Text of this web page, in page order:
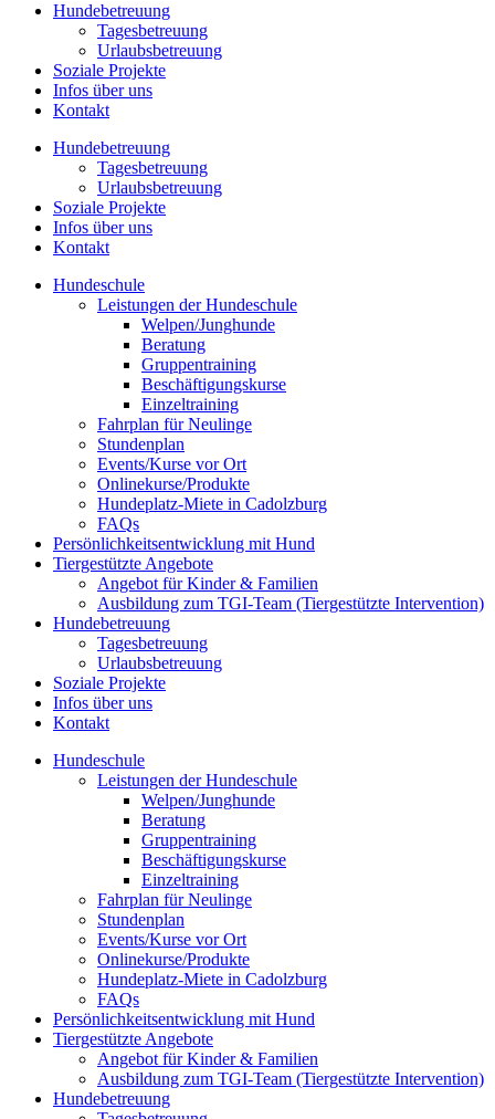
Hundebetreuung
Tagesbetreuung
Urlaubsbetreuung
Soziale Projekte
Infos über uns
Kontakt
Hundebetreuung
Tagesbetreuung
Urlaubsbetreuung
Soziale Projekte
Infos über uns
Kontakt
Hundeschule
Leistungen der Hundeschule
Welpen/Junghunde
Beratung
Gruppentraining
Beschäftigungskurse
Einzeltraining
Fahrplan für Neulinge
Stundenplan
Events/Kurse vor Ort
Onlinekurse/Produkte
Hundeplatz-Miete in Cadolzburg
FAQs
Persönlichkeitsentwicklung mit Hund
Tiergestützte Angebote
Angebot für Kinder & Familien
Ausbildung zum TGI-Team (Tiergestützte Intervention)
Hundebetreuung
Tagesbetreuung
Urlaubsbetreuung
Soziale Projekte
Infos über uns
Kontakt
Hundeschule
Leistungen der Hundeschule
Welpen/Junghunde
Beratung
Gruppentraining
Beschäftigungskurse
Einzeltraining
Fahrplan für Neulinge
Stundenplan
Events/Kurse vor Ort
Onlinekurse/Produkte
Hundeplatz-Miete in Cadolzburg
FAQs
Persönlichkeitsentwicklung mit Hund
Tiergestützte Angebote
Angebot für Kinder & Familien
Ausbildung zum TGI-Team (Tiergestützte Intervention)
Hundebetreuung